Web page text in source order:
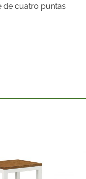
de cuatro puntas